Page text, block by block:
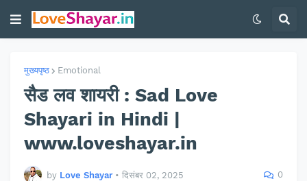
मुख्यपृष्ठ Emotional
सैड लव शायरी : Sad Love
Shayari in Hindi |
www.loveshayar.in
by Love Shayar • दिसंबर 02, 2025 0